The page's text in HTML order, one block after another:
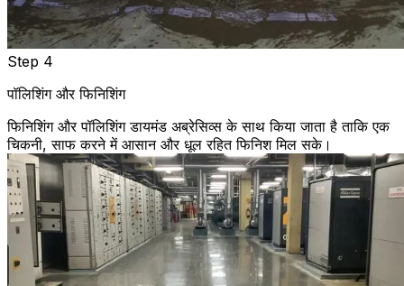
Step 4
पॉलिशिंग और फिनिशिंग
फिनिशिंग और पॉलिशिंग डायमंड अब्रेसिव्स के साथ किया जाता है ताकि एक
चिकनी, साफ करने में आसान और धूल रहित फिनिश मिल सके।